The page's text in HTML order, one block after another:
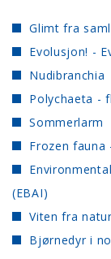
Glimt fra
Evolusjon! -
Nudibranchia
Polychaeta -
Sommerlarm
Frozen fauna
(EBAI)
Viten fra
Bjørnedyr i